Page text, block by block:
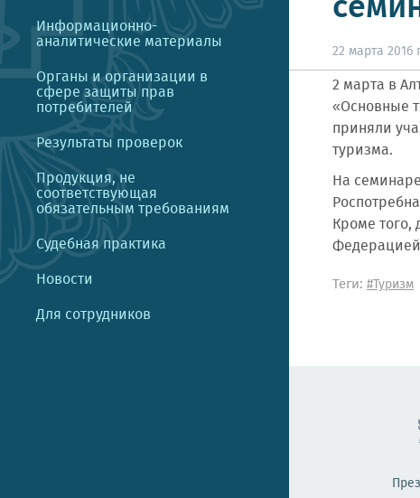
Информационно-
аналитические материалы
Органы и организации в
сфере защиты прав
потребителей
Результаты проверок
Продукция, не
соответствующая
обязательным требованиям
Судебная практика
Новости
Для сотрудников
22 марта 2016
2 марта в
«Основные
приняли
туризма.
На
Кроме
Федерацией
Теги: #Туризм